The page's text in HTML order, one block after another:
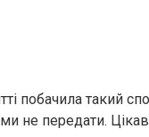
побачила такий
не передати.